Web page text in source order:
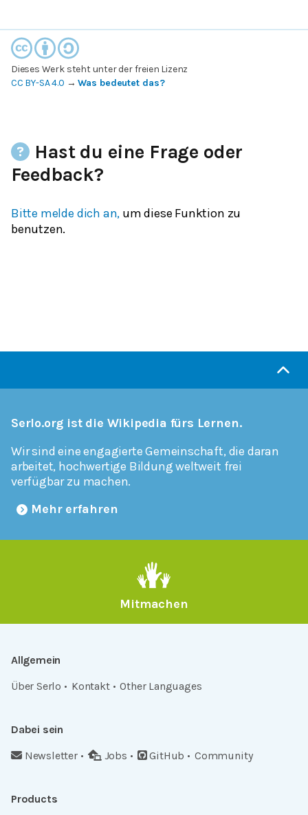
Dieses Werk steht unter der freien Lizenz
CC BY-SA 4.0 →Was bedeutet das?
Hast du eine Frage oder
Feedback?
Bitte melde dich an, um diese Funktion zu
benutzen.
Serlo.org ist die Wikipedia fürs Lernen.
Wir sind eine engagierte Gemeinschaft, die daran
arbeitet, hochwertige Bildung weltweit frei
verfügbar zu machen.
Mehr erfahren
Mitmachen
Allgemein
Über Serlo
Kontakt Other Languages
Dabei sein
Newsletter
Jobs GitHub Community
Products